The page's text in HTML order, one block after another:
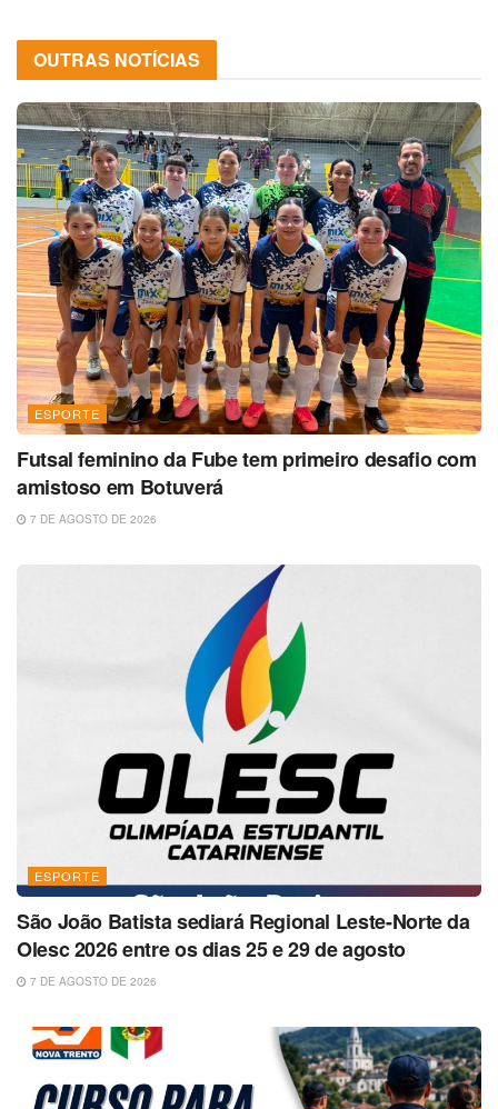
OUTRAS NOTÍCIAS
ESPORTE
Futsal feminino da Fube tem primeiro desafio com
amistoso em Botuverá
7 DE AGOSTO DE 2026
ESPORTE
São João Batista sediará Regional Leste-Norte da
Olesc 2026 entre os dias 25 e 29 de agosto
7 DE AGOSTO DE 2026